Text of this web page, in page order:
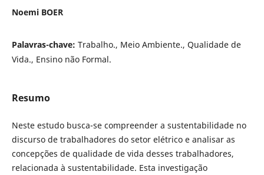
Noemi BOER
Palavras-chave: Trabalho., Meio Ambiente., Qualidade de
Vida., Ensino não Formal.
Resumo
Neste estudo busca-se compreender a sustentabilidade no
discurso de trabalhadores do setor elétrico e analisar as
concepções de qualidade de vida desses trabalhadores,
relacionada à sustentabilidade. Esta investigação